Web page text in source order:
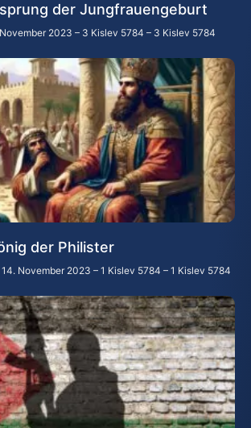
der Jungfrauengeburt
2023 – 3 Kislev 5784 – 3 Kislev 5784
der Philister
14. November 2023 – 1 Kislev 5784 – 1 Kislev 5784